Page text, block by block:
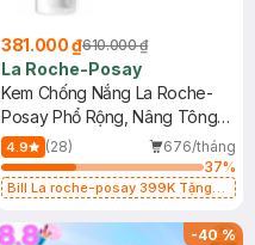
381.000 ₫610.000 ₫
La Roche-Posay
Kem Chống Nắng La Roche-
Posay Phổ Rộng, Nâng Tông
Kiềm Dầu 50ml
4.9 (28)
676/tháng
37%
Bill La roche-posay 399K Tặng
(SL có hạn)
-40%